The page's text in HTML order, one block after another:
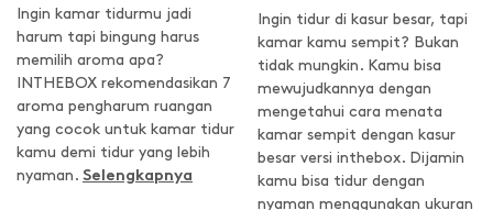
Ingin kamar tidurmu jadi
harum tapi bingung harus
memilih aroma apa?
INTHEBOX rekomendasikan 7
aroma pengharum ruangan
yang cocok untuk kamar tidur
kamu demi tidur yang lebih
nyaman. Selengkapnya
Ingin tidur di kasur besar, tapi
kamar kamu sempit? Bukan
tidak mungkin. Kamu bisa
mewujudkannya dengan
mengetahui cara menata
kamar sempit dengan kasur
besar versi inthebox. Dijamin
kamu bisa tidur dengan
nyaman menggunakan ukuran